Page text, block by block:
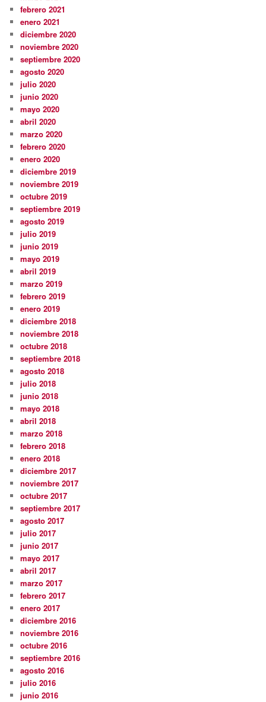
febrero 2021
enero 2021
diciembre 2020
noviembre 2020
septiembre 2020
agosto 2020
julio 2020
junio 2020
mayo 2020
abril 2020
marzo 2020
febrero 2020
enero 2020
diciembre 2019
noviembre 2019
octubre 2019
septiembre 2019
agosto 2019
julio 2019
junio 2019
mayo 2019
abril 2019
marzo 2019
febrero 2019
enero 2019
diciembre 2018
noviembre 2018
octubre 2018
septiembre 2018
agosto 2018
julio 2018
junio 2018
mayo 2018
abril 2018
marzo 2018
febrero 2018
enero 2018
diciembre 2017
noviembre 2017
octubre 2017
septiembre 2017
agosto 2017
julio 2017
junio 2017
mayo 2017
abril 2017
marzo 2017
febrero 2017
enero 2017
diciembre 2016
noviembre 2016
octubre 2016
septiembre 2016
agosto 2016
julio 2016
junio 2016